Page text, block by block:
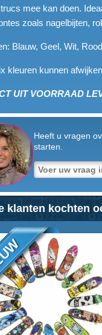
mee kan doen.
zoals nagelbijten,
Blauw, Geel, Wit,
kleuren kunnen
UIT VOORRAAD
Heeft u vragen
starten.
klanten kochten